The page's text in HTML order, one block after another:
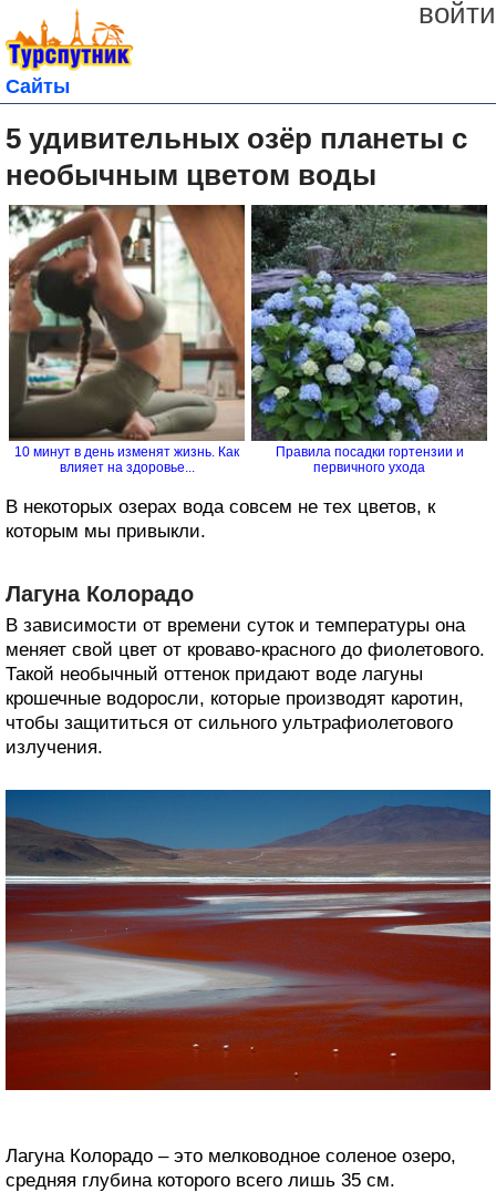
войти
Сайты
5 удивительных озёр планеты с
необычным цветом воды
10 минут в день изменят жизнь. Как
влияет на здоровье...
Правила посадки гортензии и
первичного ухода
В некоторых озерах вода совсем не тех цветов, к
которым мы привыкли.
Лагуна Колорадо
В зависимости от времени суток и температуры она
меняет свой цвет от кроваво-красного до фиолетового.
Такой необычный оттенок придают воде лагуны
крошечные водоросли, которые производят каротин,
чтобы защититься от сильного ультрафиолетового
излучения.
Лагуна Колорадо – это мелководное соленое озеро,
средняя глубина которого всего лишь 35 см.